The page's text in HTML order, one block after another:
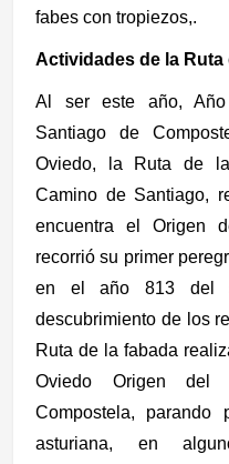
fabes con tropiezos,.
Actividades de la Ruta
Al ser este año,
Santiago de
Oviedo, la Ruta de
Camino de Santiago,
encuentra el Origen
recorrió su primer
en el año 813 del
descubrimiento de los
Ruta de la fabada
Oviedo Origen del
Compostela, parando
asturiana, en